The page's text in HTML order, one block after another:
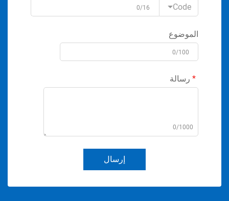
Code
0/16
الموضوع
0/100
رسالة
0/1000
إرسال